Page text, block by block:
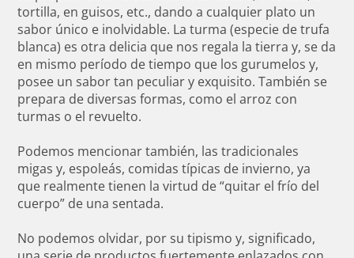
tortilla, en guisos, etc., dando a cualquier plato un
sabor único e inolvidable. La turma (especie de trufa
blanca) es otra delicia que nos regala la tierra y, se da
en mismo período de tiempo que los gurumelos y,
posee un sabor tan peculiar y exquisito. También se
prepara de diversas formas, como el arroz con
turmas o el revuelto.
Podemos mencionar también, las tradicionales
migas y, espoleás, comidas típicas de invierno, ya
que realmente tienen la virtud de “quitar el frío del
cuerpo” de una sentada.
No podemos olvidar, por su tipismo y, significado,